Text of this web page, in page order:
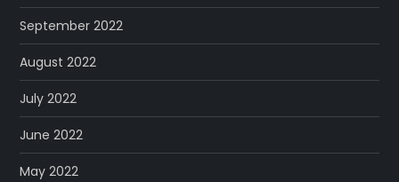
September 2022
August 2022
July 2022
June 2022
May 2022